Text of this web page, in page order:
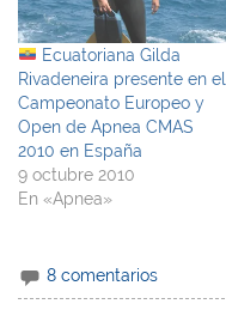
Ecuatoriana Gilda
Rivadeneira presente en el
Campeonato Europeo y
Open de Apnea CMAS
2010 en España
9 octubre 2010
En «Apnea»
8 comentarios